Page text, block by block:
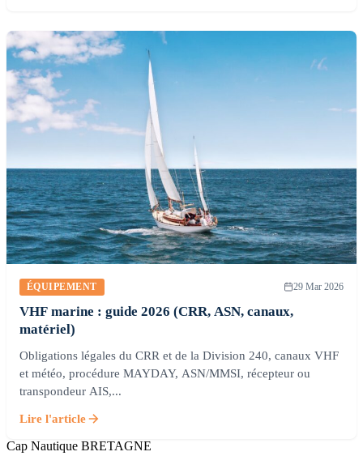
ÉQUIPEMENT 29 Mar 2026
VHF marine : guide 2026 (CRR, ASN, canaux,
matériel)
Obligations légales du CRR et de la Division 240, canaux VHF
et météo, procédure MAYDAY, ASN/MMSI, récepteur ou
transpondeur AIS,...
Lire l'article
Cap Nautique BRETAGNE